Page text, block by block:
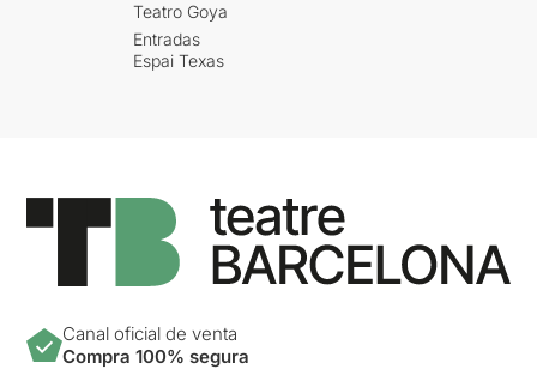
Teatro Goya
Entradas
Espai Texas
Canal oficial de venta
Compra 100% segura